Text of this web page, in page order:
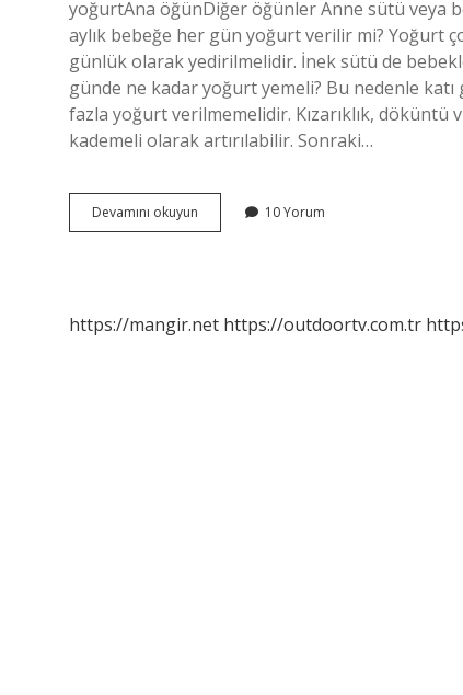
yoğurtAna öğünDiğer öğünler Anne sütü veya
aylık bebeğe her gün yoğurt verilir mi? Yoğurt
günlük olarak yedirilmelidir. İnek sütü de
günde ne kadar yoğurt yemeli? Bu nedenle katı
fazla yoğurt verilmemelidir. Kızarıklık,
kademeli olarak artırılabilir. Sonraki…
Devamını okuyun
Aylık
Yoğurt
10 Yorum
https://mangir.net https://outdoortv.com.tr